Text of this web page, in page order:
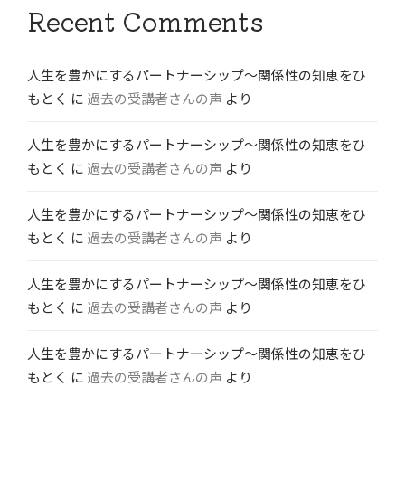
Recent Comments
人生を豊かにするパートナーシップ〜関係性の知恵をひ
もとく に 過去の受講者さんの声 より
人生を豊かにするパートナーシップ〜関係性の知恵をひ
もとく に 過去の受講者さんの声 より
人生を豊かにするパートナーシップ〜関係性の知恵をひ
もとく に 過去の受講者さんの声 より
人生を豊かにするパートナーシップ〜関係性の知恵をひ
もとく に 過去の受講者さんの声 より
人生を豊かにするパートナーシップ〜関係性の知恵をひ
もとく に 過去の受講者さんの声 より